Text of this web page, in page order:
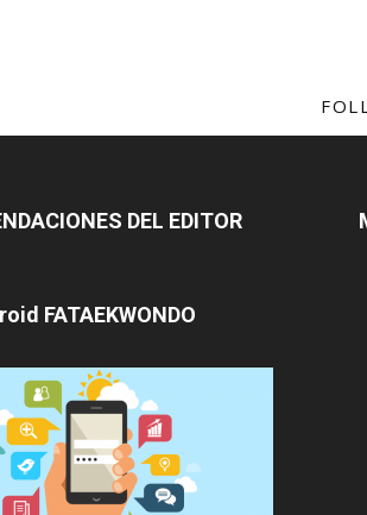
DEL EDITOR
FATAEKWONDO